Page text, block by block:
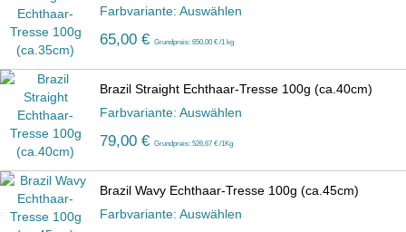
Farbvariante: Auswählen
65,00 € Grundpreis: 650,00 € /1 kg
Brazil Straight Echthaar-Tresse 100g (ca.40cm)
Farbvariante: Auswählen
79,00 € Grundpreis: 526,67 € /1Kg
Brazil Wavy Echthaar-Tresse 100g (ca.45cm)
Farbvariante: Auswählen